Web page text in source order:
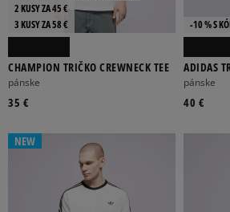
2 KUSY ZA 45 €
3 KUSY ZA 58 €
CHAMPION TRIČKO CREWNECK TEE
pánske
35 €
-10 % S
ADIDAS
pánske
40 €
NEW